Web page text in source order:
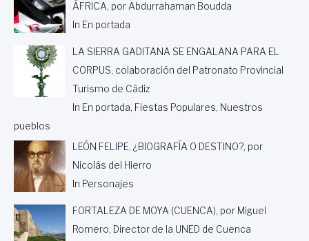
ÁFRICA, por Abdurrahaman Boudda
In En portada
LA SIERRA GADITANA SE ENGALANA PARA EL
CORPUS, colaboración del Patronato Provincial
Turismo de Cádiz
In En portada, Fiestas Populares, Nuestros
pueblos
LEÓN FELIPE, ¿BIOGRAFÍA O DESTINO?, por
Nicolás del Hierro
In Personajes
FORTALEZA DE MOYA (CUENCA), por Miguel
Romero, Director de la UNED de Cuenca